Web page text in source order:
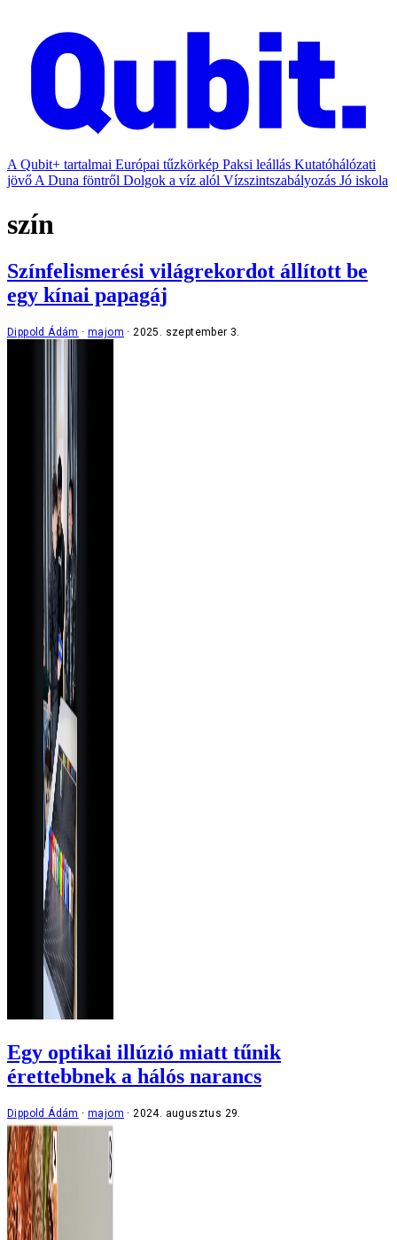
A Qubit+ tartalmai Európai tűzkörkép Paksi leállás Kutatóhálózati
jövő A Duna föntről Dolgok a víz alól Vízszintszabályozás Jó iskola
szín
Színfelismerési világrekordot állított be
egy kínai papagáj
Dippold Ádám majom 2025. szeptember 3.
Egy optikai illúzió miatt tűnik
érettebbnek a hálós narancs
Dippold Ádám majom 2024. augusztus 29.